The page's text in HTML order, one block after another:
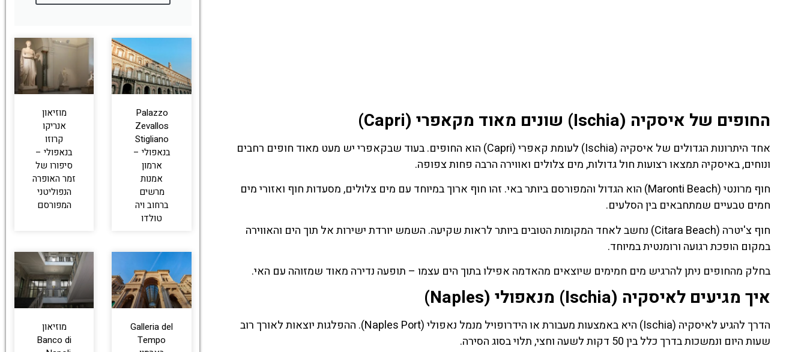
החופים של איסקיה (Ischia) שונים מאוד מקאפרי (Capri)
אחד היתרונות הגדולים של איסקיה (Ischia) לעומת קאפרי (Capri) הוא החופים. בעוד שבקאפרי יש מעט מאוד חופים רחבים
ונוחים, באיסקיה תמצאו רצועות חול גדולות, מים צלולים ואווירה הרבה פחות צפופה.
חוף מרונטי (Maronti Beach) הוא הגדול והמפורסם ביותר באי. זהו חוף ארוך במיוחד עם מים צלולים, מסעדות חוף ואזורי מים
חמים טבעיים שמתחבאים בין הסלעים.
חוף צ'יטרה (Citara Beach) נחשב לאחד המקומות הטובים ביותר לראות שקיעה. השמש יורדת ישירות אל תוך הים והאווירה
במקום הופכת רגועה ורומנטית במיוחד.
בחלק מהחופים ניתן להרגיש מים חמימים שיוצאים מהאדמה אפילו בתוך הים עצמו – תופעה נדירה מאוד שמזוהה עם האי.
איך מגיעים לאיסקיה (Ischia) מנאפולי (Naples)
הדרך להגיע לאיסקיה (Ischia) היא באמצעות מעבורת או הידרופויל מנמל נאפולי (Naples Port). ההפלגות יוצאות לאורך רוב
שעות היום ונמשכות בדרך כלל בין 50 דקות לשעה וחצי, תלוי בסוג הסירה.
Palazzo
Zevallos
Stigliano
בנאפולי –
ארמון
אמנות
מרשים
ברחוב ויה
טולדו
מוזיאון
אנריקו
קרוזו
בנאפולי –
סיפורו של
זמר האופרה
הנפוליטני
המפורסם
Galleria del
Tempo
מוזיאון
Banco di